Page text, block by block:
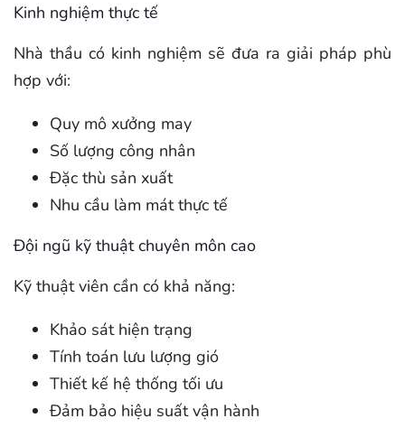
Kinh nghiệm thực tế
Nhà thầu có kinh nghiệm sẽ đưa ra giải pháp phù
hợp với:
Quy mô xưởng may
Số lượng công nhân
Đặc thù sản xuất
Nhu cầu làm mát thực tế
Đội ngũ kỹ thuật chuyên môn cao
Kỹ thuật viên cần có khả năng:
Khảo sát hiện trạng
Tính toán lưu lượng gió
Thiết kế hệ thống tối ưu
Đảm bảo hiệu suất vận hành